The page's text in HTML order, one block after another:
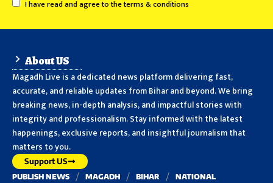
I have read and agree to the terms & conditions
About US
Magadh Live is a dedicated news platform delivering fast,
accurate, and reliable updates from Bihar and beyond. We bring
breaking news, in-depth analysis, and impactful stories with
integrity and professionalism. Stay informed with the latest
happenings, exclusive reports, and insightful journalism that
matters to you.
Support US
PUBLISH NEWS MAGADH BIHAR
NATIONAL